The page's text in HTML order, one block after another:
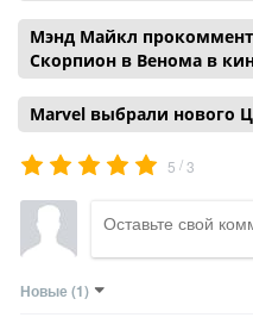
Мэнд Майкл
Скорпион в Венома в
Marvel выбрали нового
5 /3
Новые (1)